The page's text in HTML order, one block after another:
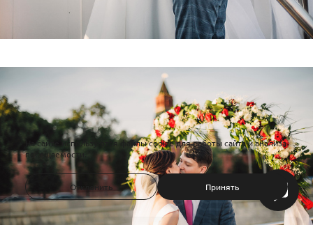
На сайте используются файлы cookie для работы сайта и анализа
посещаемости.
Отклонить Принять